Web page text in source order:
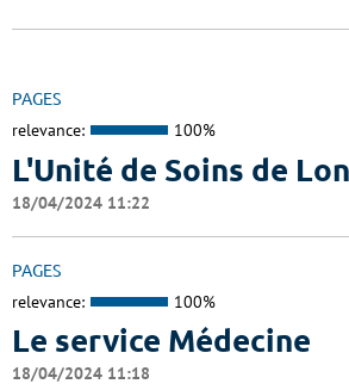
PAGES
relevance: 100%
L'Unité de Soins de
18/04/2024 11:22
PAGES
relevance: 100%
Le service Médecine
18/04/2024 11:18